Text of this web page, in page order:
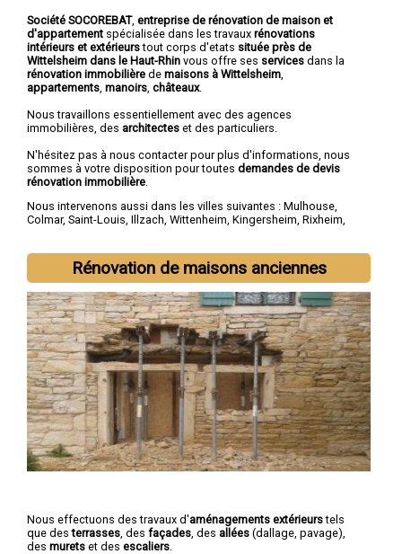
Société SOCOREBAT, entreprise de rénovation de maison et
d'appartement spécialisée dans les travaux rénovations
intérieurs et extérieurstout corps d'etats située près de
Wittelsheim dans le Haut-Rhin vous offre ses services dans la
rénovation immobilière de maisons à Wittelsheim
appartements manoirs châteaux.
Nous travaillons essentiellement avec des agences
immobilières, des architectes et des particuliers.
N'hésitez pas à nous contacter pour plus d'informations, nous
sommes à votre disposition pour toutes demandes de devis
rénovation immobilière
Nous intervenons aussi dans les villes suivantes : Mulhouse,
Colmar, Saint-Louis, Illzach, Wittenheim, Kingersheim, Rixheim,
Rénovation de maisons anciennes
Nous effectuons des travaux d'aménagements extérieurstels
que desterrasses , des façades , des allées (dallage, pavage),
des murets et des escaliers